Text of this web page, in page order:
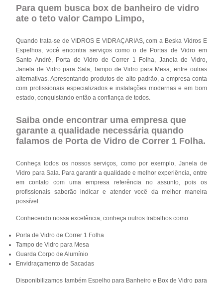
Para quem busca box de banheiro de vidro
ate o teto valor Campo Limpo,
Quando trata-se de VIDROS E VIDRAÇARIAS, com a Beska Vidros E
Espelhos, você encontra serviços como o de Portas de Vidro em
Santo André, Porta de Vidro de Correr 1 Folha, Janela de Vidro,
Janela de Vidro para Sala, Tampo de Vidro para Mesa, entre outras
alternativas. Apresentando produtos de alto padrão, a empresa conta
com profissionais especializados e instalações modernas e em bom
estado, conquistando então a confiança de todos.
Saiba onde encontrar uma empresa que
garante a qualidade necessária quando
falamos de Porta de Vidro de Correr 1 Folha.
Conheça todos os nossos serviços, como por exemplo, Janela de
Vidro para Sala. Para garantir a qualidade e melhor experiência, entre
em contato com uma empresa referência no assunto, pois os
profissionais saberão indicar e atender você da melhor maneira
possível.
Conhecendo nossa excelência, conheça outros trabalhos como:
Porta de Vidro de Correr 1 Folha
Tampo de Vidro para Mesa
Guarda Corpo de Alumínio
Envidraçamento de Sacadas
Disponibilizamos também Espelho para Banheiro e Box de Vidro para